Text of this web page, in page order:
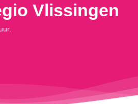
Vlissingen